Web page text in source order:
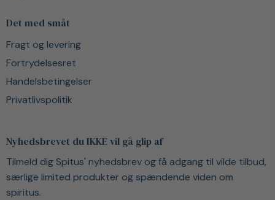
Det med småt
Fragt og levering
Fortrydelsesret
Handelsbetingelser
Privatlivspolitik
Nyhedsbrevet du IKKE vil gå glip af
Tilmeld dig Spitus' nyhedsbrev og få adgang til vilde tilbud,
særlige limited produkter og spændende viden om
spiritus.